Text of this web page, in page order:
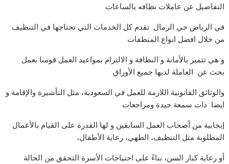
التفاصيل عن عاملات نظافه بالساعات
في الرياض حي الرمال تقدم كل الخدمات التي تحتاجها في التنظيف
من خلال افضل انواع المنظفات
و هي تتميز بالأمانة و النظافة و الالتزام بمواعيد العمل قومنا بعمل
بحث عن العاملة لديها جميع الأوراق
والوثائق القانونية اللازمة للعمل في السعودية، مثل التأشيرة والإقامة و
ايضا ذات سمعة جيدة ومراجعات
إيجابية من أصحاب العمل السابقين و لها القدرة على القيام بالأعمال
المطلوبة مثل التنظيف، الطهي، رعاية الأطفال،
أو رعاية كبار السن، بناءً على احتياجات الأسرة التحقق من الحالة